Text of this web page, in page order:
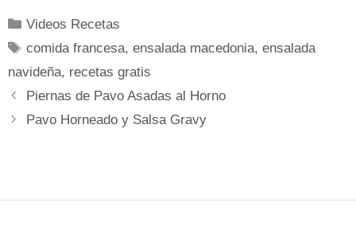
Videos Recetas
comida francesa,ensalada macedonia,ensalada
navideña, recetas gratis
Piernas de Pavo Asadas al Horno
Pavo Horneado y Salsa Gravy